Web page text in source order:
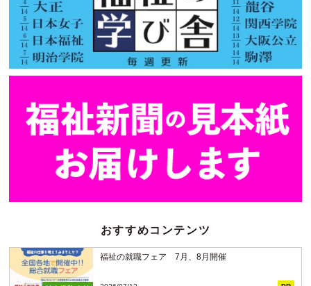
おすすめコンテンツ
福祉の就職フェア 7月、8月開催